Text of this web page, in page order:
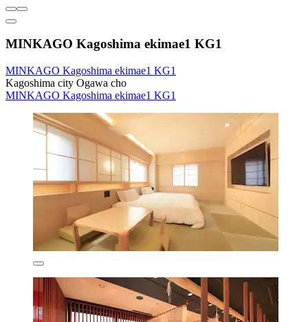
MINKAGO Kagoshima ekimae1 KG1
MINKAGO Kagoshima ekimae1 KG1
Kagoshima city Ogawa cho
MINKAGO Kagoshima ekimae1 KG1